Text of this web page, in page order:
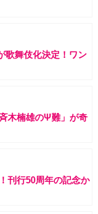
歌舞伎化決定！ワン
木楠雄のΨ難」が奇
刊行50周年の記念か